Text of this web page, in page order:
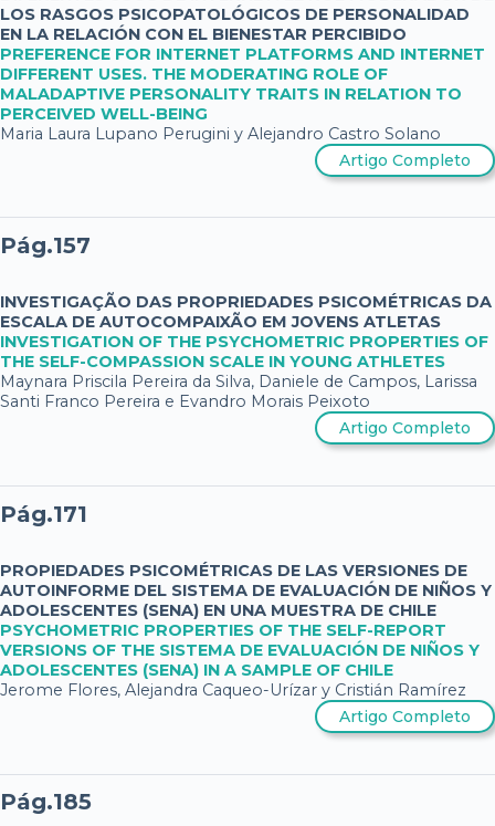
LOS RASGOS PSICOPATOLÓGICOS DE PERSONALIDAD
EN LA RELACIÓN CON EL BIENESTAR PERCIBIDO
PREFERENCE FOR INTERNET PLATFORMS AND INTERNET
DIFFERENT USES. THE MODERATING ROLE OF
MALADAPTIVE PERSONALITY TRAITS IN RELATION TO
PERCEIVED WELL-BEING
Maria Laura Lupano Perugini y Alejandro Castro Solano
Artigo Completo
Pág.157
INVESTIGAÇÃO DAS PROPRIEDADES PSICOMÉTRICAS DA
ESCALA DE AUTOCOMPAIXÃO EM JOVENS ATLETAS
INVESTIGATION OF THE PSYCHOMETRIC PROPERTIES OF
THE SELF-COMPASSION SCALE IN YOUNG ATHLETES
Maynara Priscila Pereira da Silva, Daniele de Campos, Larissa
Santi Franco Pereira e Evandro Morais Peixoto
Artigo Completo
Pág.171
PROPIEDADES PSICOMÉTRICAS DE LAS VERSIONES DE
AUTOINFORME DEL SISTEMA DE EVALUACIÓN DE NIÑOS Y
ADOLESCENTES (SENA) EN UNA MUESTRA DE CHILE
PSYCHOMETRIC PROPERTIES OF THE SELF-REPORT
VERSIONS OF THE SISTEMA DE EVALUACIÓN DE NIÑOS Y
ADOLESCENTES (SENA) IN A SAMPLE OF CHILE
Jerome Flores, Alejandra Caqueo-Urízar y Cristián Ramírez
Artigo Completo
Pág.185